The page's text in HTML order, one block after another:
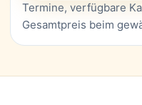
Termine, verfügbare
Gesamtpreis beim